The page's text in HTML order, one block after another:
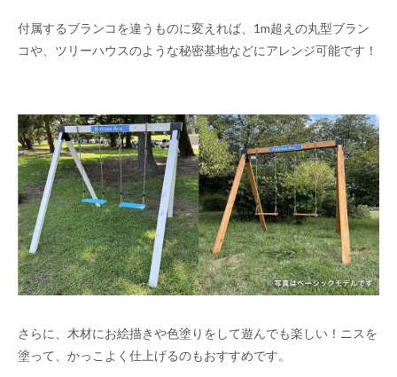
付属するブランコを違うものに変えれば、1m超えの丸型ブラン
コや、ツリーハウスのような秘密基地などにアレンジ可能です！
さらに、木材にお絵描きや色塗りをして遊んでも楽しい！ニスを
塗って、かっこよく仕上げるのもおすすめです。